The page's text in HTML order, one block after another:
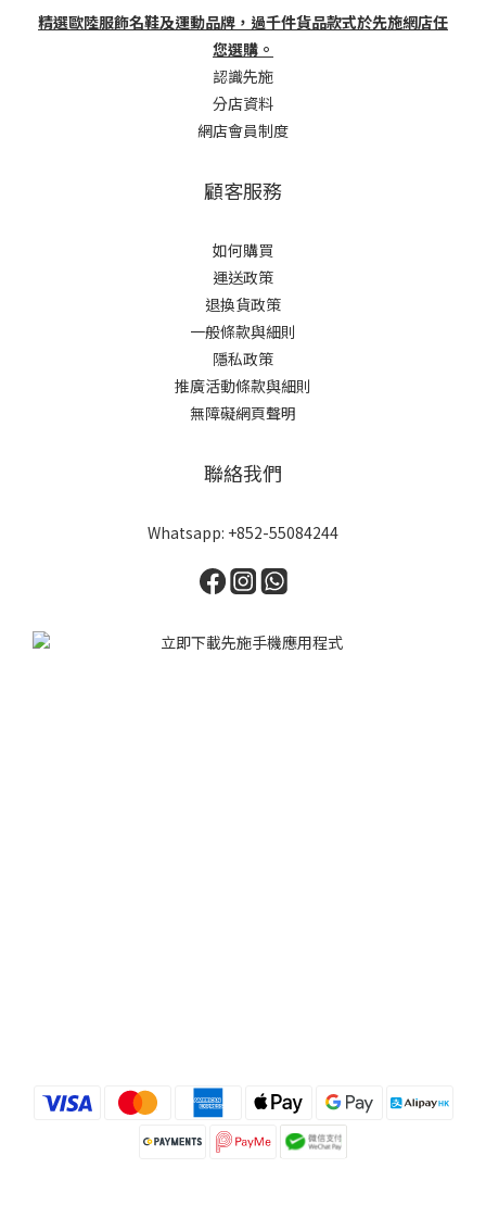
精選歐陸服飾名鞋及運動品牌，過千件貨品款式於先施網店任
您選購。
認識先施
分店資料
網店會員制度
顧客服務
如何購買
運送政策
退換貨政策
一般條款與細則
隱私政策
推廣活動條款與細則
無障礙網頁聲明
聯絡我們
Whatsapp: +852-55084244